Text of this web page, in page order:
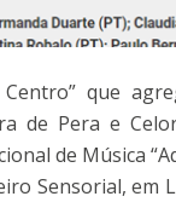
que
de Pera e
de Música
Sensorial, em